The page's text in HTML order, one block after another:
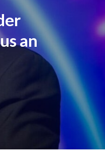
an
Wahlen 2026: Das ist